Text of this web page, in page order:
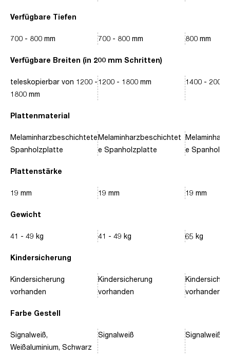
Verfügbare Tiefen
Verfügbare Breiten (in 200 mm Schritten)
Plattenmaterial
Plattenstärke
Gewicht
Kindersicherung
Farbe Gestell
700 - 800 mm
teleskopierbar von 1200 -
1800 mm
Melaminharzbeschichtete
Spanholzplatte
19 mm
41 - 49 kg
Kindersicherung
vorhanden
Signalweiß,
Weißaluminium, Schwarz
700 - 800 mm
1200 - 1800 mm
Melaminharzbeschichtet
e Spanholzplatte
19 mm
41 - 49 kg
Kindersicherung
vorhanden
Signalweiß
800 mm
1400 - 2000
e
19 mm
65 kg
vorhanden
Signalweiß,